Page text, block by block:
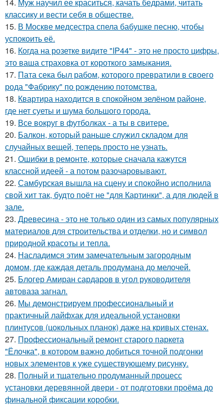
классику и вести себя в обществе.
15. В Москве медсестра спела бабушке песню, чтобы
успокоить её.
16. Когда на розетке видите "IP44" - это не просто цифры,
это ваша страховка от короткого замыкания.
17. Пата сека был рабом, которого превратили в своего
рода "Фабрику" по рождению потомства.
18. Квартира находится в спокойном зелёном районе,
где нет суеты и шума большого города.
19. Все вокруг в футболках - а ты в свитере.
20. Балкон, который раньше служил складом для
случайных вещей, теперь просто не узнать.
21. Ошибки в ремонте, которые сначала кажутся
классной идеей - а потом разочаровывают.
22. Самбурская вышла на сцену и спокойно исполнила
свой хит так, будто поёт не "для Картинки", а для людей в
зале.
23. Древесина - это не только один из самых популярных
материалов для строительства и отделки, но и символ
природной красоты и тепла.
24. Насладимся этим замечательным загородным
домом, где каждая деталь продумана до мелочей.
25. Блогер Амиран сардаров в угол руководителя
автоваза загнал.
26. Мы демонстрируем профессиональный и
практичный лайфхак для идеальной установки
плинтусов (цокольных планок) даже на кривых стенах.
27. Профессиональный ремонт старого паркета
"Ёлочка", в котором важно добиться точной подгонки
новых элементов к уже существующему рисунку.
28. Полный и тщательно продуманный процесс
установки деревянной двери - от подготовки проёма до
финальной фиксации коробки.